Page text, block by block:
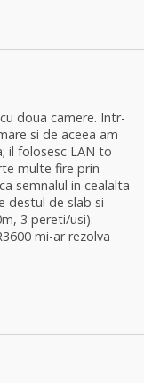
doua camere. Intr-
si de aceea am
il folosesc LAN to
multe fire prin
semnalul in cealalta
destul de slab si
3 pereti/usi).
mi-ar rezolva